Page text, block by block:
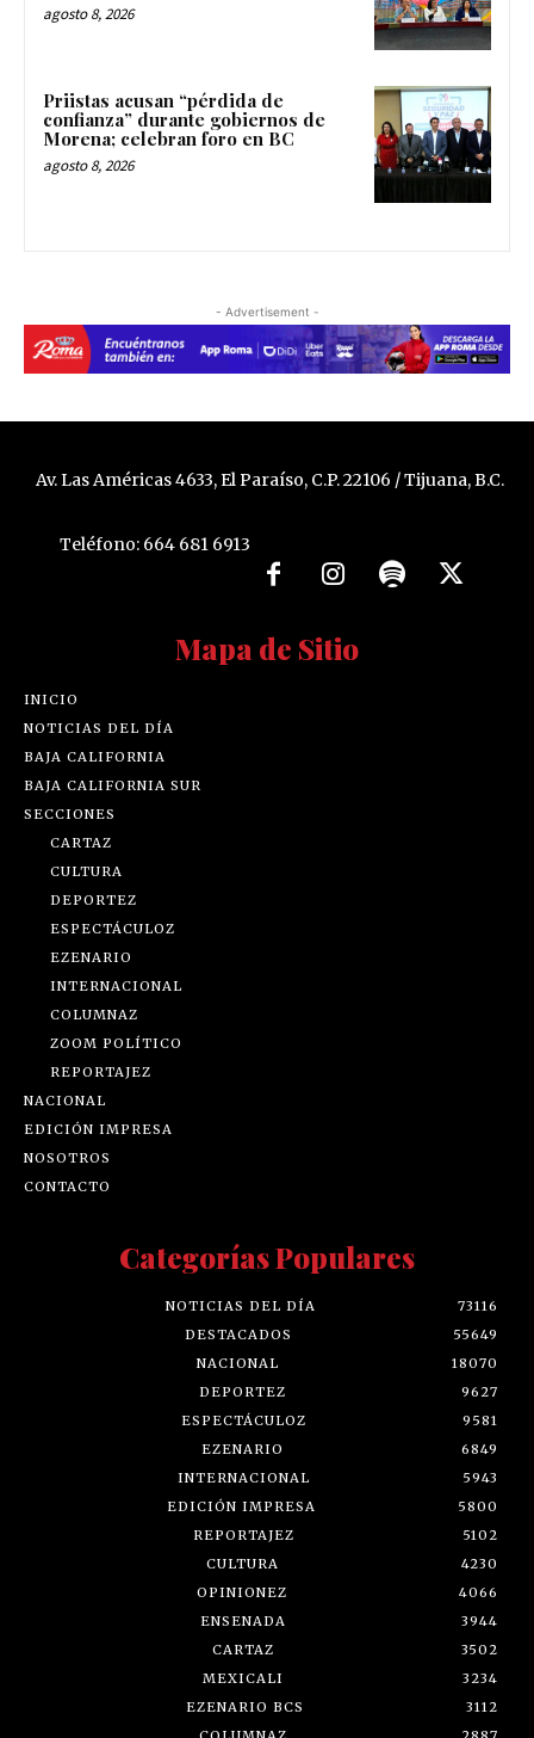
agosto 8, 2026
Priistas acusan “pérdida de
confianza” durante gobiernos de
Morena; celebran foro en BC
agosto 8, 2026
- Advertisement -
Av. Las Américas 4633, El Paraíso, C.P. 22106 / Tijuana, B.C.
Teléfono: 664 681 6913
Mapa de Sitio
INICIO
NOTICIAS DEL DÍA
BAJA CALIFORNIA
BAJA CALIFORNIA SUR
SECCIONES
CARTAZ
CULTURA
DEPORTEZ
ESPECTÁCULOZ
EZENARIO
INTERNACIONAL
COLUMNAZ
ZOOM POLÍTICO
REPORTAJEZ
NACIONAL
EDICIÓN IMPRESA
NOSOTROS
CONTACTO
Categorías Populares
NOTICIAS DEL DÍA
73116
DESTACADOS
55649
NACIONAL
18070
DEPORTEZ
9627
ESPECTÁCULOZ
9581
EZENARIO
6849
INTERNACIONAL
5943
EDICIÓN IMPRESA
5800
REPORTAJEZ
5102
CULTURA
4230
OPINIONEZ
4066
ENSENADA
3944
CARTAZ
3502
MEXICALI
3234
EZENARIO BCS
3112